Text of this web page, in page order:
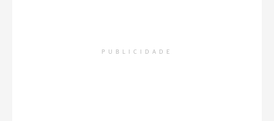
PUBLICIDADE